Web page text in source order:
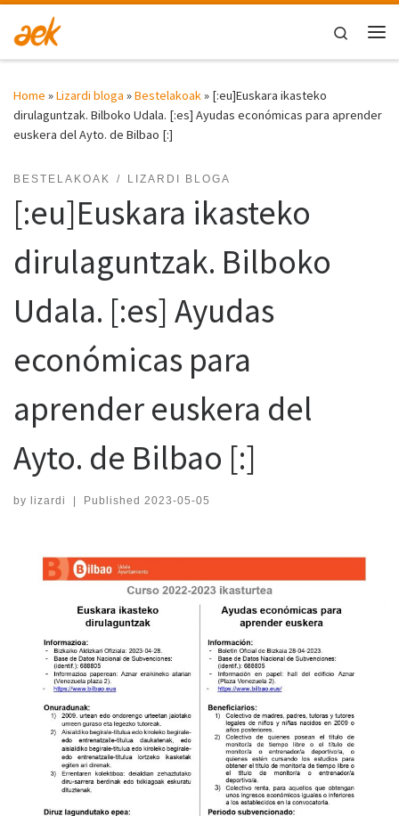
Skip to content
Search
Home »Lizardi bloga »Bestelakoak» [:eu]Euskara ikasteko
dirulaguntzak. Bilboko Udala. [:es] Ayudas económicas para aprender
euskera del Ayto. de Bilbao [:]
BESTELAKOAK LIZARDI BLOGA
[:eu]Euskara ikasteko
dirulaguntzak. Bilboko
Udala. [:es] Ayudas
económicas para
aprender euskera del
Ayto. de Bilbao [:]
by lizardi | Published 2023-05-05